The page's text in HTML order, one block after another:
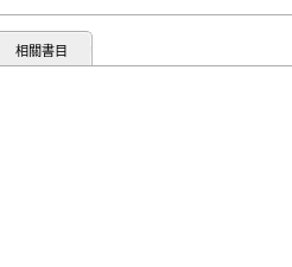
相關書目